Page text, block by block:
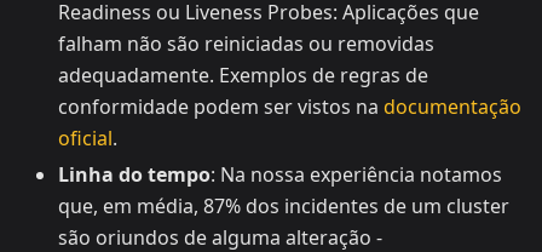
Readiness ou Liveness Probes: Aplicações que
falham não são reiniciadas ou removidas
adequadamente. Exemplos de regras de
conformidade podem ser vistos na documentação
oficial.
Linha do tempo: Na nossa experiência notamos
que, em média, 87% dos incidentes de um cluster
são oriundos de alguma alteração -